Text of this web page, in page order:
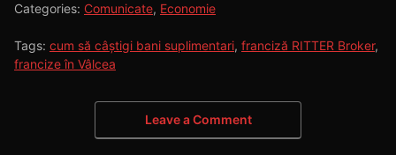
Categories: Comunicate, Economie
Tags: cum să câștigi bani suplimentari, franciză RITTER Broker,
francize în Vâlcea
Leave a Comment